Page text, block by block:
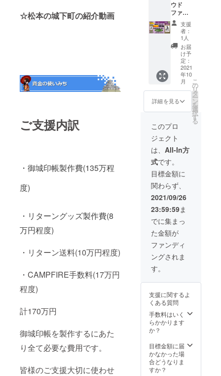
☆松本の城下町の紹介動画
ご支援内訳
・御城印帳製作費(135万程
度)
・リターングッズ製作費(8
万円程度)
・リターン送料(10万円程度)
・CAMPFIRE手数料(17万円
程度)
計170万円
御城印帳を製作するにあた
り全て必要な費用です。
皆様のご支援大切に使わせ
欲しい
お名前
(ハンド
ルネー
ム可)を
お知ら
せ下さ
い。 ・
グッズ3
点にサ
インを
すので
希望の
商品を3
点ご記
入下さ
い。
ダーメ
イドの
ためデ
ザイン
は合成
です。
実際の
商品と
は異な
りま
す。 ＊
への記
載＊ ・
(ハンド
ム可)を
お知ら
い。
ズ
(57mm)
画像に
ないア
マビエ
ver.缶
バッジ
となる
可能性
もあり
ます ＊
備考欄
への記
ンドル
可)をお
知らせ
い。
チ2種
・【限
定品】
登久姫
缶キー
ホル
ダー ・
【希少
品】豆
掛軸(小)
・お礼
の御手
紙 ・登
・豆掛
軸(大)
・メモ
帳 ・ク
リア
ファイ
ル ・ポ
スト
カード4
種 ・登
久姫ア
クリル
キーホ
ルダー
・秀政
アクリ
ルキー
ホル
・松本
キャラ
アクリ
ルキー
ホル
ちび
キャラ
缶バッ
ウド
ファン
ディン
グ限定
プラン
☆ 特別
製作！
ここで
しか購
入でき
ない限
定1
点！！
掛軸店
の一級
表装技
能士が
製作す
る正絹
仕立て
の逸
品。床
の間に
飾れる
本物の
高級掛
軸で
す。 今
後販売
の予定
はあり
ませ
ん。 こ
原画で
ませ
ん。 手
描きの
商品で
はあり
ん。 ・
お礼の
御手紙
・描き
支援
者：
1人
お届
け予
定：
2021
年10
月
詳細を見る
こ
の
リ
タ
ー
ン
を
選
択
す
る
このプロ
ジェクト
は、 All-In方
式です。
目標金額に
関わらず、
2021/09/26
23:59:59ま
でに集まっ
た金額が
ファンディ
ングされま
す。
支援に関するよ
くある質問
手数料はいく
らかかります
か？
目標金額に届
かなかった場
合どうなりま
すか？